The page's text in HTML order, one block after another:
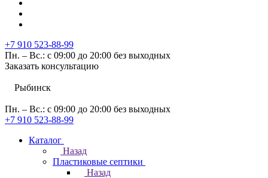
+7 910 523-88-99
Пн. – Вс.: с 09:00 до 20:00 без выходных
Заказать консультацию
Рыбинск
Пн. – Вс.: с 09:00 до 20:00 без выходных
+7 910 523-88-99
Каталог
Назад
Пластиковые септики
Назад